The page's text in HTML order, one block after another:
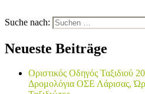
Suche nach:
Neueste Beiträge
Οριστικός Οδηγός Ταξιδιού
Δρομολόγια ΟΣΕ Λάρισας,